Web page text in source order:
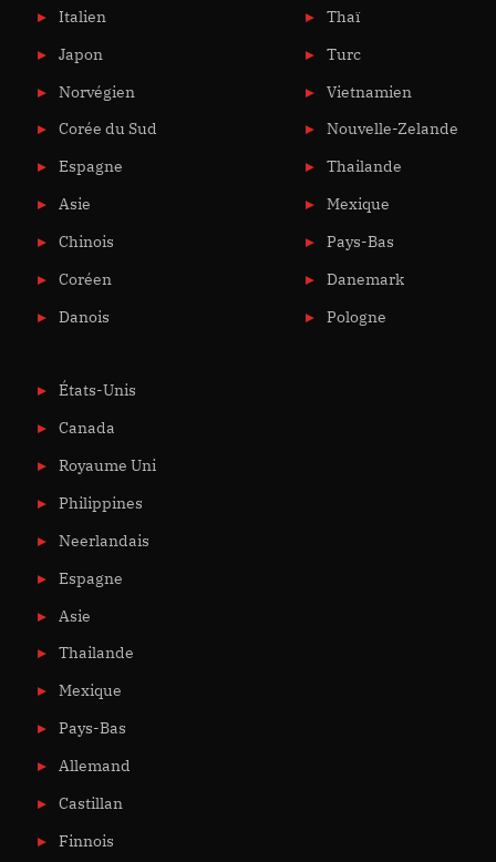
Italien
Japon
Norvégien
Corée du Sud
Espagne
Asie
Chinois
Coréen
Danois
Thaï
Turc
Vietnamien
Nouvelle-Zelande
Thailande
Mexique
Pays-Bas
Danemark
Pologne
États-Unis
Canada
Royaume Uni
Philippines
Neerlandais
Espagne
Asie
Thailande
Mexique
Pays-Bas
Allemand
Castillan
Finnois